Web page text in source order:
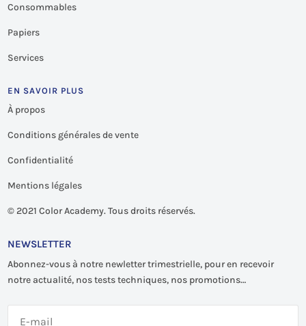
Consommables
Papiers
Services
EN SAVOIR PLUS
À propos
Conditions générales de vente
Confidentialité
Mentions légales
© 2021 Color Academy. Tous droits réservés.
NEWSLETTER
Abonnez-vous à notre newletter trimestrielle, pour en recevoir
notre actualité, nos tests techniques, nos promotions…